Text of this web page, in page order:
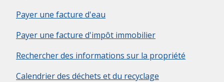
Payer une facture d'eau
Payer une facture d'impôt immobilier
Rechercher des informations sur la propriété
Calendrier des déchets et du recyclage